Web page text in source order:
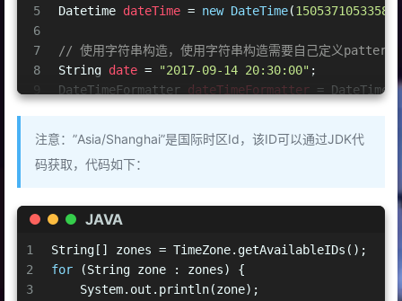
5
6
7
8
9
12
13
Datetime dateTime = new DateTime(1505371053358L
// 使用字符串构造，使用字符串构造需要自己定义pattern
String date = "2017-09-14 20:30:00" ;
DateTimeFormatter dateTimeFormatter =
// 指定时区构造时间
DateTime
dateTime
注意：”Asia/Shanghai”是国际时区Id，该ID可以通过JDK代
码获取，代码如下：
JAVA
1
2
3
String[] zones = TimeZone.getAvailableIDs();
for (String zone : zones) {
    System.out.println(zone);